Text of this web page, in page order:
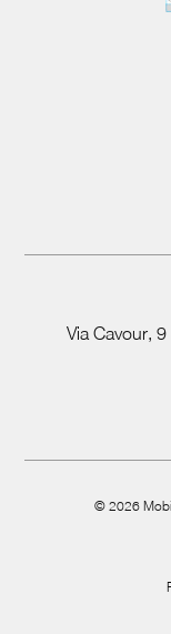
Via Cavour,
© 2026